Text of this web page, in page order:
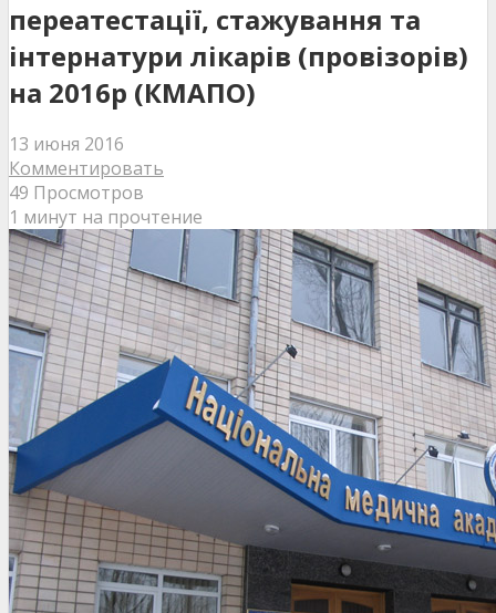
переатестації, стажування та
інтернатури лікарів (провізорів)
на 2016р (КМАПО)
13 июня 2016
Комментировать
49 Просмотров
1 минут на прочтение